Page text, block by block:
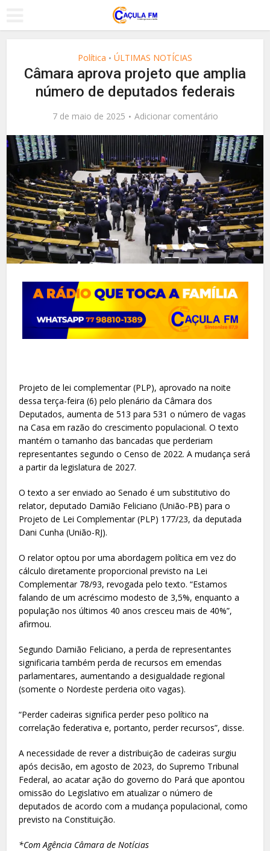
Política • ÚLTIMAS NOTÍCIAS
Câmara aprova projeto que amplia
número de deputados federais
7 de maio de 2025 Adicionar comentário
Projeto de lei complementar (PLP), aprovado na noite
dessa terça-feira (6) pelo plenário da Câmara dos
Deputados, aumenta de 513 para 531 o número de vagas
na Casa em razão do crescimento populacional. O texto
mantém o tamanho das bancadas que perderiam
representantes segundo o Censo de 2022. A mudança será
a partir da legislatura de 2027.
O texto a ser enviado ao Senado é um substitutivo do
relator, deputado Damião Feliciano (União-PB) para o
Projeto de Lei Complementar (PLP) 177/23, da deputada
Dani Cunha (União-RJ).
O relator optou por uma abordagem política em vez do
cálculo diretamente proporcional previsto na Lei
Complementar 78/93, revogada pelo texto. “Estamos
falando de um acréscimo modesto de 3,5%, enquanto a
população nos últimos 40 anos cresceu mais de 40%”,
afirmou.
Segundo Damião Feliciano, a perda de representantes
significaria também perda de recursos em emendas
parlamentares, aumentando a desigualdade regional
(somente o Nordeste perderia oito vagas).
“Perder cadeiras significa perder peso político na
correlação federativa e, portanto, perder recursos”, disse.
A necessidade de rever a distribuição de cadeiras surgiu
após decisão, em agosto de 2023, do Supremo Tribunal
Federal, ao acatar ação do governo do Pará que apontou
omissão do Legislativo em atualizar o número de
deputados de acordo com a mudança populacional, como
previsto na Constituição.
*Com Agência Câmara de Notícias